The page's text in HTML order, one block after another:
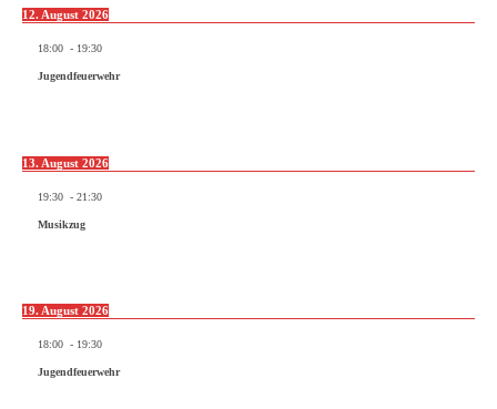
12. August 2026
18:00 - 19:30
Jugendfeuerwehr
13. August 2026
19:30 - 21:30
Musikzug
19. August 2026
18:00 - 19:30
Jugendfeuerwehr